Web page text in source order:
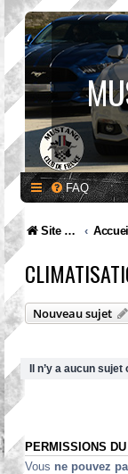
FAQ
Site internet MCF
Nouveau sujet
Il n’y a aucun
PERMISSIONS DU
Vous ne pouvez